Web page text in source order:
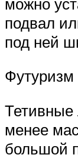
подвал
под ней
Футуризм
Тетивные
менее
большой